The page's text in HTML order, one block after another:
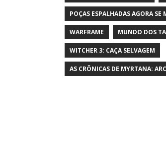
POÇAS ESPALHADAS AGORA
WARFRAME MUNDO DOS
WITCHER 3: CAÇA SELVAGEM
AS CRÔNICAS DE MYRTANA: